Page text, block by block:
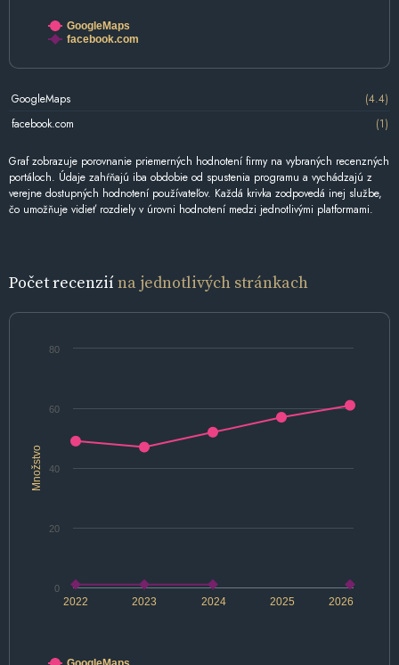
GoogleMaps
facebook.com
GoogleMaps
(4.4)
facebook.com
(1)
Graf zobrazuje porovnanie priemerných hodnotení firmy na vybraných recenzných
portáloch. Údaje zahŕňajú iba obdobie od spustenia programu a vychádzajú z
verejne dostupných hodnotení používateľov. Každá krivka zodpovedá inej službe,
čo umožňuje vidieť rozdiely v úrovni hodnotení medzi jednotlivými platformami.
Počet recenziína jednotlivých stránkach
Množstvo
2022 2024 2026
2023 2025
0
20
40
60
80